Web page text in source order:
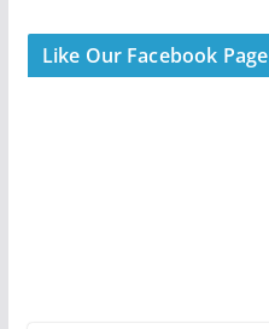
Like Our Facebook Page